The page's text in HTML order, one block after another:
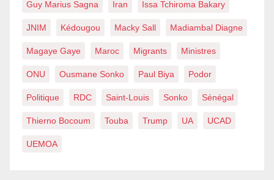
Guy Marius Sagna Iran Issa Tchiroma Bakary
JNIM Kédougou Macky Sall Madiambal Diagne
Magaye Gaye Maroc Migrants Ministres
ONU Ousmane Sonko Paul Biya Podor
Politique RDC Saint-Louis Sonko Sénégal
Thierno Bocoum Touba Trump UA UCAD
UEMOA